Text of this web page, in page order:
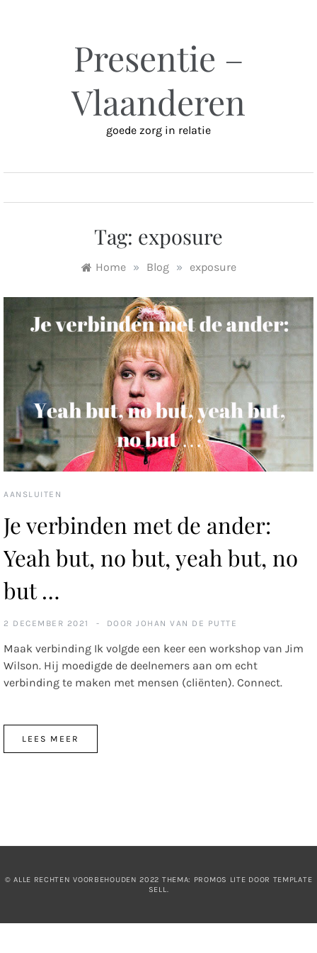
Presentie –
Vlaanderen
goede zorg in relatie
Tag: exposure
Home » Blog » exposure
AANSLUITEN
Je verbinden met de ander:
Yeah but, no but, yeah but, no
but …
2 DECEMBER 2021 DOOR JOHAN VAN DE PUTTE
Maak verbinding Ik volgde een keer een workshop van Jim
Wilson. Hij moedigde de deelnemers aan om echt
verbinding te maken met mensen (cliënten). Connect.
LEES MEER
© ALLE RECHTEN VOORBEHOUDEN 2022 THEMA: PROMOS LITE DOOR TEMPLATE
SELL.